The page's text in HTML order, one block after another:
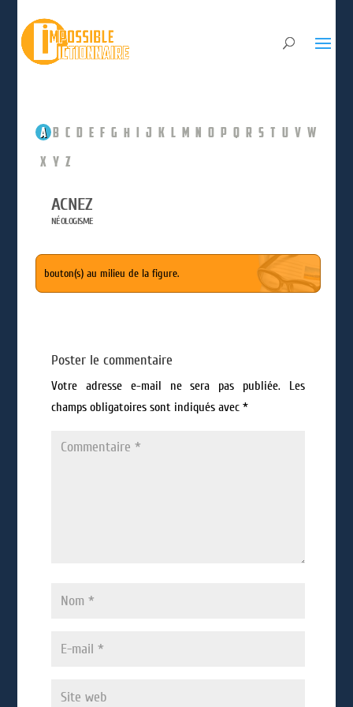
A B C D E F G H I J K L M N O P Q R S T U V W
X Y Z
ACNEZ
NÉOLOGISME
bouton(s) au milieu de la figure.
Poster le commentaire
Votre adresse e-mail ne sera pas publiée.
Les
champs obligatoires sont indiqués avec *